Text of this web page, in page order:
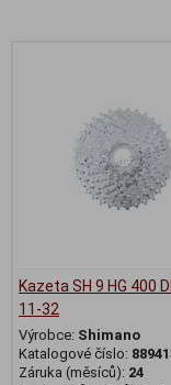
Kazeta SH 9 HG 400
11-32
Výrobce: Shimano
Katalogové číslo:
Záruka (měsíců): 24